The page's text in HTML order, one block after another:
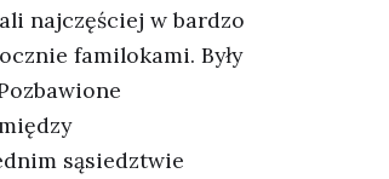
najczęściej w bardzo
familokami. Były
sąsiedztwie